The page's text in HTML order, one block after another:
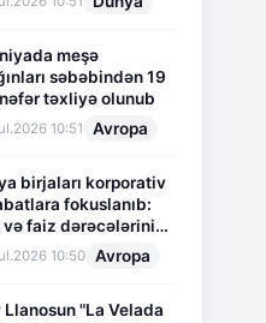
meşə
səbəbindən 19
təxliyə olunub
10:51 Avropa
birjaları korporativ
fokuslanıb:
və faiz dərəcələrinin
altında cari vəziyyət
10:50 Avropa
Llanosun "La Velada